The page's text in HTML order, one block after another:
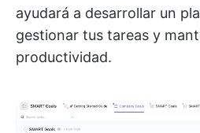
ayudará a desarrollar un
gestionar tus tareas y
productividad.